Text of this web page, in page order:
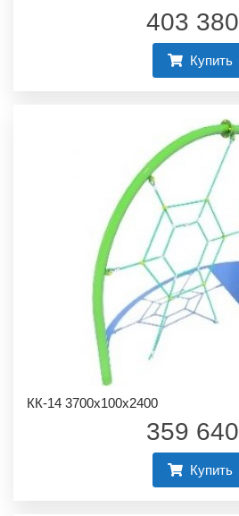
403 380
Купить
КК-14 3700х100х2400
359 640
Купить